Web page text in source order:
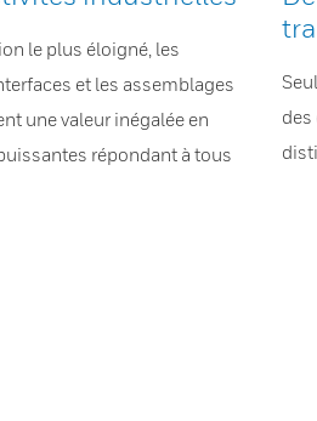
le plus éloigné, les
et les assemblages
une valeur inégalée en
répondant à tous
des